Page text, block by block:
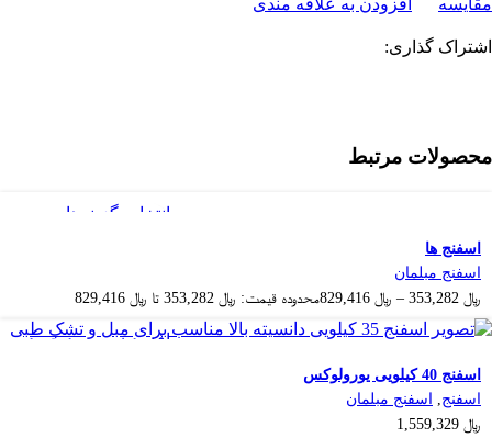
اشتراک گذاری:
محصولات مرتبط
انتخاب گزینه‌ها
اسفنج ها
اسفنج مبلمان
﷼
– ﷼ محدوده قیمت: ﷼ 353,282 تا ﷼ 829,416
افزودن به سبد خرید
اسفنج 40 کیلویی یورولوکس
اسفنج
اسفنج مبلمان
﷼